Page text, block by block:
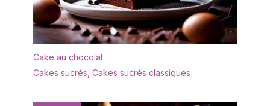
Cake au chocolat
Cakes sucrés Cakes sucrés classiques